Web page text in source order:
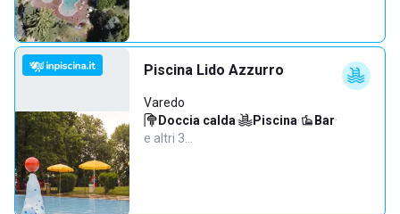
Piscina Lido Azzurro
Varedo
Doccia calda· Piscina· Bar·
e altri 3…